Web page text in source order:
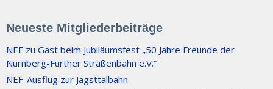
Neueste Mitgliederbeiträge
NEF zu Gast beim Jubiläumsfest „50 Jahre Freunde der
Nürnberg-Fürther Straßenbahn e.V.”
NEF-Ausflug zur Jagsttalbahn